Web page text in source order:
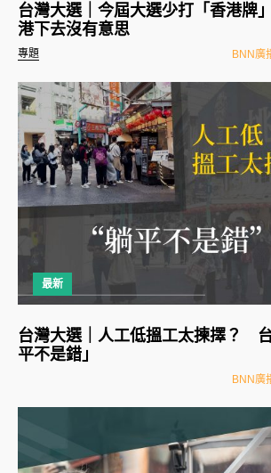
專題
台灣大選｜今屆大選少打「香港牌
港下去沒有意思
BNN廣
最新
台灣大選｜人工低搵工太揀擇？
平不是錯」
BNN廣